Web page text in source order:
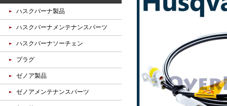
ハスクバーナ製品
ハスクバーナメンテナンスパーツ
ハスクバーナソーチェン
プラグ
ゼノア製品
ゼノアメンテナンスパーツ